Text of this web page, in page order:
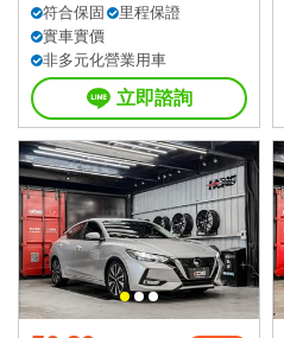
符合保固
里程保證
實車實價
非多元化營業用車
立即諮詢